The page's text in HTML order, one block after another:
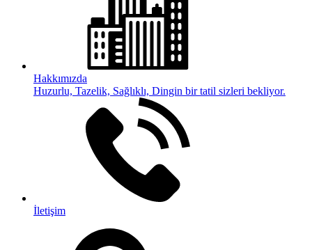
Hakkımızda
Huzurlu, Tazelik, Sağlıklı, Dingin bir tatil sizleri bekliyor.
İletişim